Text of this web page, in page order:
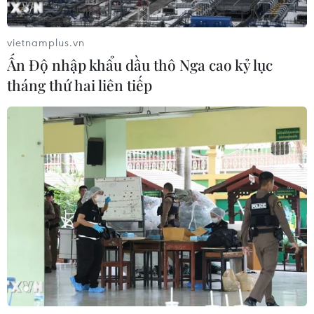
NGHE
rộng và khẩn cấp.
Sân vận động ‘lớn nhất
thế giới’ tại Hà Nội chính
thức mang tên VinFast
Tối ngày 30/7, Tập đoàn
Mỹ không kích hàng
chục mục tiêu quân sự ở
miền Nam Iran với quy
mô cực lớn
vietnamplus.vn
Ấn Độ nhập khẩu dầu thô Nga cao kỷ lục
tháng thứ hai liên tiếp